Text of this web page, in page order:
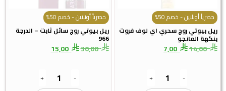
حصرياً أونلاين - خصم 50%
ريل بيوتي روج سحري اي لوف فروت
بنكهة المانجو
14,00
7,00
-
+
حصرياً أونلاين - خصم 50%
ريل بيوتي روج سائل ثابت – الدرجة
966
30,00
15,00
-
+